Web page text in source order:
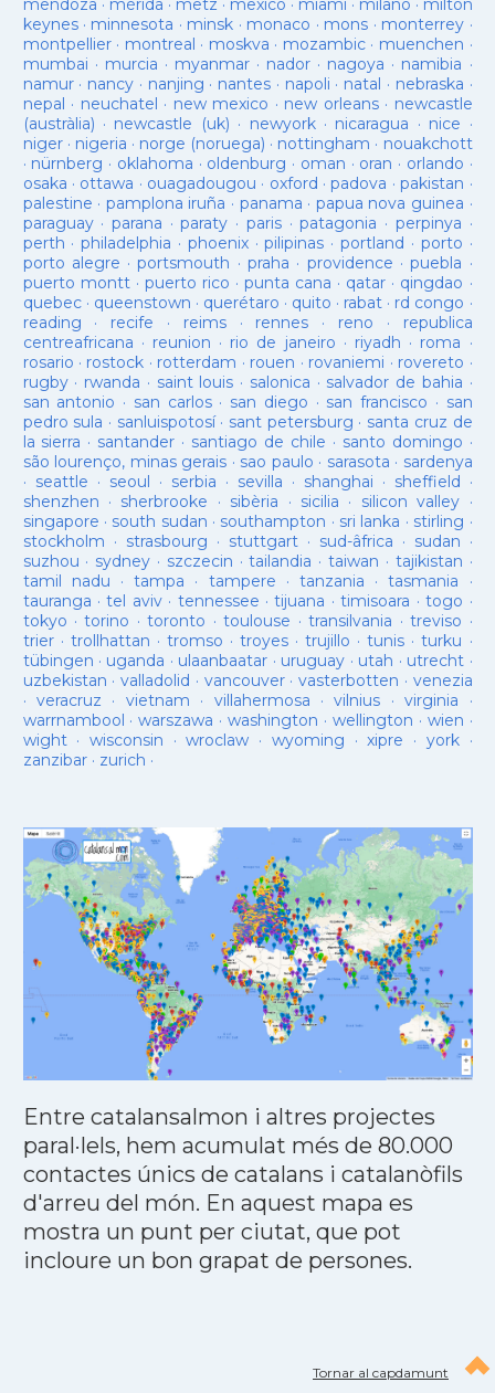
mendoza · mérida · metz · mexico · miami · milano · milton
keynes· minnesota · minsk · monaco · mons · monterrey ·
montpellier· montreal · moskva · mozambic· muenchen ·
mumbai · murcia · myanmar· nador · nagoya · namibia ·
namur· nancy · nanjing · nantes · napoli · natal · nebraska ·
nepal · neuchatel · new mexico · new orleans· newcastle
(austràlia) · newcastle (uk) · newyork· nicaragua · nice ·
niger· nigeria · norge (noruega) · nottingham · nouakchott
· nürnberg · oklahoma · oldenburg · oman · oran · orlando ·
osaka · ottawa · ouagadougou · oxford ·padova ·pakistan ·
palestine · pamplona iruña · panama · papua nova guinea ·
paraguay· parana ·paraty · paris·patagonia · perpinya ·
perth ·philadelphia · phoenix·pilipinas ·portland · porto ·
porto alegre ·portsmouth ·praha · providence ·puebla ·
puerto montt· puerto rico ·punta cana · qatar · qingdao ·
quebec· queenstown · querétaro · quito · rabat · rd congo ·
reading · recife · reims· rennes · reno · republica
centreafricana · reunion · rio de janeiro · riyadh · roma ·
rosario · rostock · rotterdam · rouen · rovaniemi · rovereto ·
rugby· rwanda · saint louis · salonica · salvador de bahia ·
san antonio · san carlos· san diego · san francisco · san
pedro sula · sanluispotosí· sant petersburg · santa cruz de
la sierra · santander · santiago de chile · santo domingo ·
são lourenço, minas gerais · sao paulo · sarasota · sardenya
· seattle · seoul · serbia · sevilla · shanghai · sheffield ·
shenzhen · sherbrooke · sibèria · sicilia · silicon valley ·
singapore · south sudan · southampton · sri lanka · stirling ·
stockholm · strasbourg · stuttgart· sud-âfrica · sudan ·
suzhou · sydney · szczecin ·tailandia ·taiwan · tajikistan ·
tamil nadu ·tampa · tampere · tanzania ·tasmania ·
tauranga ·tel aviv· tennessee ·tijuana ·timisoara ·togo ·
tokyo ·torino ·toronto ·toulouse ·transilvania ·treviso ·
trier· trollhattan · tromso · troyes·trujillo ·tunis ·turku ·
tübingen · uganda · ulaanbaatar · uruguay · utah · utrecht ·
uzbekistan · valladolid · vancouver· vasterbotten · venezia
· veracruz · vietnam · villahermosa ·vilnius ·virginia ·
warrnambool ·warszawa ·washington · wellington · wien ·
wight· wisconsin ·wroclaw · wyoming ·xipre · york·
zanzibar· zurich ·
Entre catalansalmon i altres projectes
paral·lels, hem acumulat més de 80.000
contactes únics de catalans i catalanòfils
d'arreu del món. En aquest mapa es
mostra un punt per ciutat, que pot
incloure un bon grapat de persones.
Tornar al capdamunt